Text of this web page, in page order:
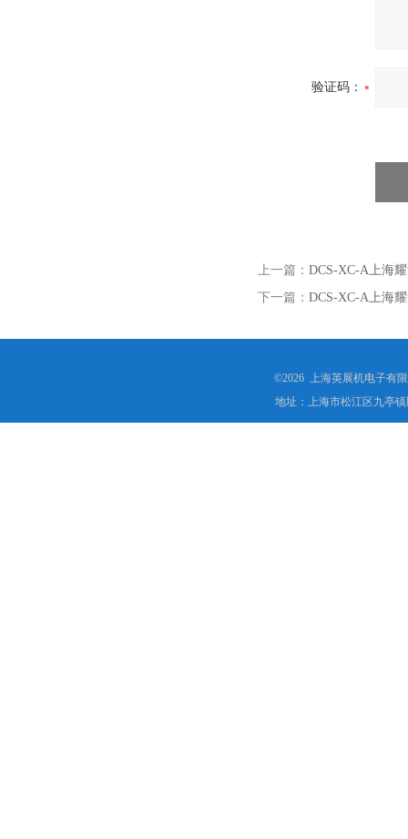
验证码：
上一篇： DCS-XC-A上海
下一篇： DCS-XC-A上海
©2026 上海英展机电子有
地址：上海市松江区九亭镇